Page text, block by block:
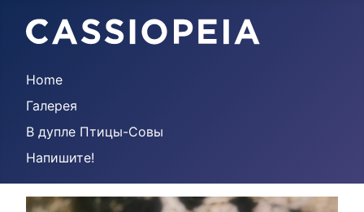
Home
Галерея
В дупле Птицы-Совы
Напишите!